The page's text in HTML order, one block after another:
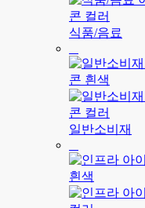
식품/음료
일반소비재